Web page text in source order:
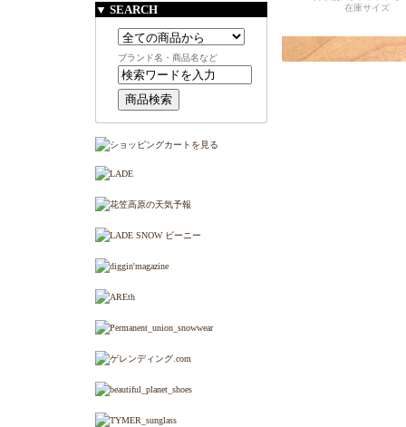
▼ SEARCH
ブランド名・商品名など
在庫サイズ